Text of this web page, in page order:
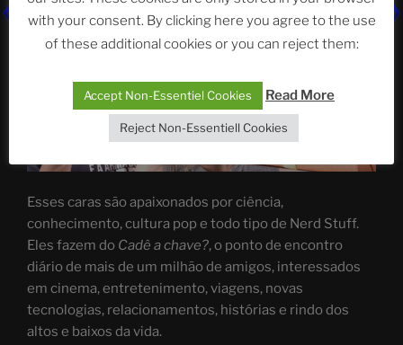
Esses caras são apaixonados por ciência,
conhecimento, cultura pop e todo tipo de Nerd Stuff.
Eles fazem do Cadê a chave?, o ponto de encontro
diário de mais de um milhão de amigos, interessados
em cinema, entretenimento, viagens, novas
tecnologias, relacionamentos, histórias e rindo dos
altos e baixos da vida.
with your consent. By clicking here you agree to the use
of these additional cookies or you can reject them:
Accept Non-Essentiel Cookies Read More
Reject Non-Essentiell Cookies